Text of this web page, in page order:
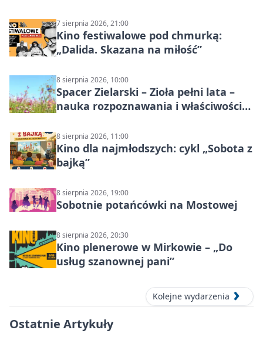
7 sierpnia 2026, 21:00
Kino festiwalowe pod chmurką:
„Dalida. Skazana na miłość”
8 sierpnia 2026, 10:00
Spacer Zielarski – Zioła pełni lata –
nauka rozpoznawania i właściwości
8 sierpnia 2026, 11:00
Kino dla najmłodszych: cykl „Sobota z
bajką”
8 sierpnia 2026, 19:00
Sobotnie potańcówki na Mostowej
8 sierpnia 2026, 20:30
Kino plenerowe w Mirkowie – „Do
usług szanownej pani”
Kolejne wydarzenia
Ostatnie Artykuły